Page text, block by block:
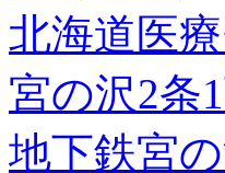
北海道医
宮の沢2条
地下鉄宮